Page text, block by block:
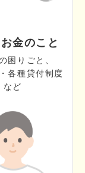
金のこと
困りごと、
各種貸付制度
など